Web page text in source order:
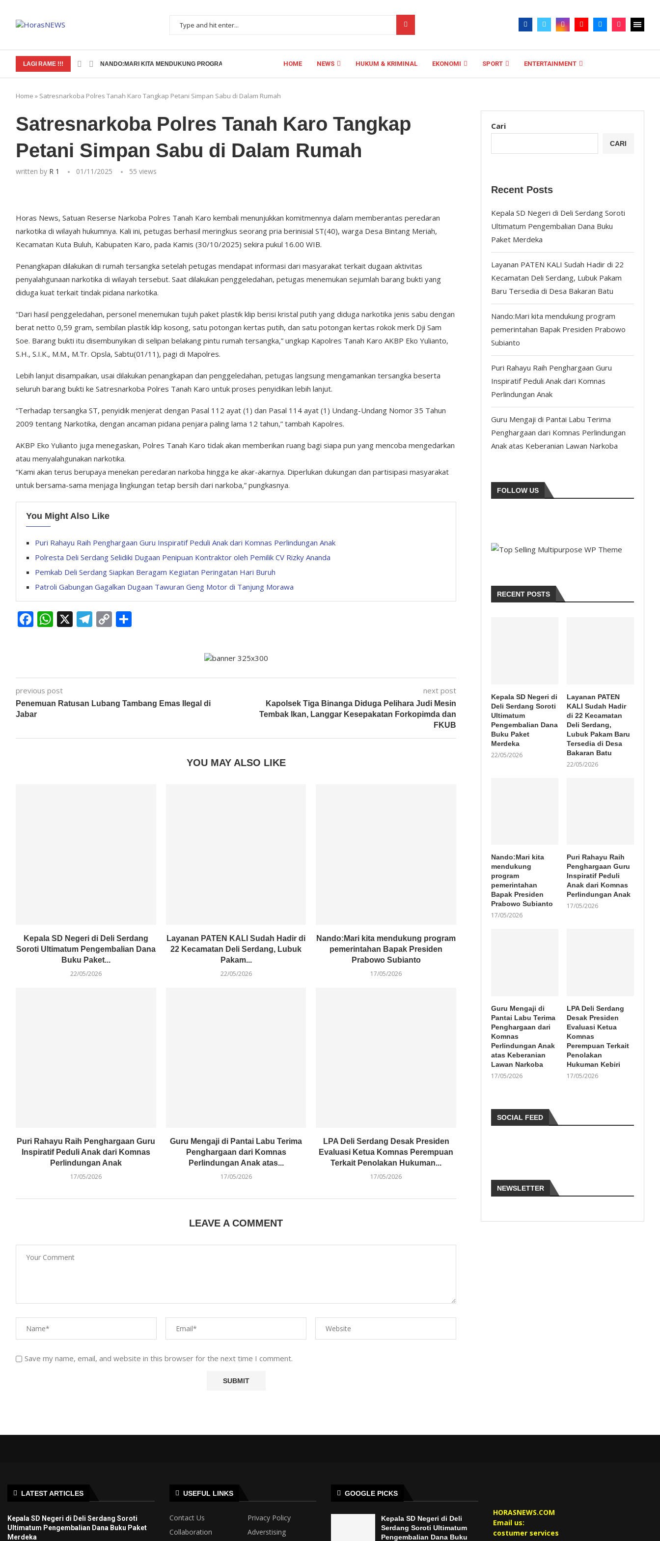
LAGI RAME !!! NANDO:MARI KITA MENDUKUNG PROGRAM PEMERINTAHAN BAPAK PRESIDEN PRABOWO...
HOME NEWS HUKUM & KRIMINAL EKONOMI SPORT ENTERTAINMENT
Home » Satresnarkoba Polres Tanah Karo Tangkap Petani Simpan Sabu di Dalam Rumah
Satresnarkoba Polres Tanah Karo Tangkap
Petani Simpan Sabu di Dalam Rumah
written by R 1 01/11/2025 55 views
Horas News, Satuan Reserse Narkoba Polres Tanah Karo kembali menunjukkan komitmennya dalam memberantas peredaran
narkotika di wilayah hukumnya. Kali ini, petugas berhasil meringkus seorang pria berinisial ST(40), warga Desa Bintang Meriah,
Kecamatan Kuta Buluh, Kabupaten Karo, pada Kamis (30/10/2025) sekira pukul 16.00 WIB.
Penangkapan dilakukan di rumah tersangka setelah petugas mendapat informasi dari masyarakat terkait dugaan aktivitas
penyalahgunaan narkotika di wilayah tersebut. Saat dilakukan penggeledahan, petugas menemukan sejumlah barang bukti yang
diduga kuat terkait tindak pidana narkotika.
“Dari hasil penggeledahan, personel menemukan tujuh paket plastik klip berisi kristal putih yang diduga narkotika jenis sabu dengan
berat netto 0,59 gram, sembilan plastik klip kosong, satu potongan kertas putih, dan satu potongan kertas rokok merk Dji Sam
Soe. Barang bukti itu disembunyikan di selipan belakang pintu rumah tersangka,” ungkap Kapolres Tanah Karo AKBP Eko Yulianto,
S.H., S.I.K., M.M., M.Tr. Opsla, Sabtu(01/11), pagi di Mapolres.
Lebih lanjut disampaikan, usai dilakukan penangkapan dan penggeledahan, petugas langsung mengamankan tersangka beserta
seluruh barang bukti ke Satresnarkoba Polres Tanah Karo untuk proses penyidikan lebih lanjut.
“Terhadap tersangka ST, penyidik menjerat dengan Pasal 112 ayat (1) dan Pasal 114 ayat (1) Undang-Undang Nomor 35 Tahun
2009 tentang Narkotika, dengan ancaman pidana penjara paling lama 12 tahun,” tambah Kapolres.
AKBP Eko Yulianto juga menegaskan, Polres Tanah Karo tidak akan memberikan ruang bagi siapa pun yang mencoba mengedarkan
atau menyalahgunakan narkotika.
“Kami akan terus berupaya menekan peredaran narkoba hingga ke akar-akarnya. Diperlukan dukungan dan partisipasi masyarakat
untuk bersama-sama menjaga lingkungan tetap bersih dari narkoba,” pungkasnya.
You Might Also Like
Puri Rahayu Raih Penghargaan Guru Inspiratif Peduli Anak dari Komnas Perlindungan Anak
Polresta Deli Serdang Selidiki Dugaan Penipuan Kontraktor oleh Pemilik CV Rizky Ananda
Pemkab Deli Serdang Siapkan Beragam Kegiatan Peringatan Hari Buruh
Patroli Gabungan Gagalkan Dugaan Tawuran Geng Motor di Tanjung Morawa
Facebook
WhatsApp
X Telegram
Copy
previous post
Penemuan Ratusan Lubang Tambang Emas Ilegal di
Jabar
next post
Kapolsek Tiga Binanga Diduga Pelihara Judi Mesin
Tembak Ikan, Langgar Kesepakatan Forkopimda dan
FKUB
YOU MAY ALSO LIKE
Kepala SD Negeri di Deli Serdang
Soroti Ultimatum Pengembalian Dana
Buku Paket...
22/05/2026
Layanan PATEN KALI Sudah Hadir di
22 Kecamatan Deli Serdang, Lubuk
Pakam...
22/05/2026
Nando:Mari kita mendukung program
pemerintahan Bapak Presiden
Prabowo Subianto
17/05/2026
Puri Rahayu Raih Penghargaan Guru
Inspiratif Peduli Anak dari Komnas
Perlindungan Anak
17/05/2026
Guru Mengaji di Pantai Labu Terima
Penghargaan dari Komnas
Perlindungan Anak atas...
17/05/2026
LPA Deli Serdang Desak Presiden
Evaluasi Ketua Komnas Perempuan
Terkait Penolakan Hukuman...
17/05/2026
LEAVE A COMMENT
Save my name, email, and website in this browser for the next time I comment.
Cari
CARI
Recent Posts
Kepala SD Negeri di Deli Serdang Soroti
Ultimatum Pengembalian Dana Buku
Paket Merdeka
Layanan PATEN KALI Sudah Hadir di 22
Kecamatan Deli Serdang, Lubuk Pakam
Baru Tersedia di Desa Bakaran Batu
Nando:Mari kita mendukung program
pemerintahan Bapak Presiden Prabowo
Subianto
Puri Rahayu Raih Penghargaan Guru
Inspiratif Peduli Anak dari Komnas
Perlindungan Anak
Guru Mengaji di Pantai Labu Terima
Penghargaan dari Komnas Perlindungan
Anak atas Keberanian Lawan Narkoba
FOLLOW US
RECENT POSTS
Kepala SD Negeri di
Deli Serdang Soroti
Ultimatum
Pengembalian Dana
Buku Paket
Merdeka
22/05/2026
Layanan PATEN
KALI Sudah Hadir
di 22 Kecamatan
Deli Serdang,
Lubuk Pakam Baru
Tersedia di Desa
Bakaran Batu
22/05/2026
Nando:Mari kita
mendukung
program
pemerintahan
Bapak Presiden
Prabowo Subianto
17/05/2026
Puri Rahayu Raih
Penghargaan Guru
Inspiratif Peduli
Anak dari Komnas
Perlindungan Anak
17/05/2026
Guru Mengaji di
Pantai Labu Terima
Penghargaan dari
Komnas
Perlindungan Anak
atas Keberanian
Lawan Narkoba
17/05/2026
LPA Deli Serdang
Desak Presiden
Evaluasi Ketua
Komnas
Perempuan Terkait
Penolakan
Hukuman Kebiri
17/05/2026
SOCIAL FEED
NEWSLETTER
LATEST ARTICLES
Kepala SD Negeri di Deli Serdang Soroti
Ultimatum Pengembalian Dana Buku Paket
Merdeka
USEFUL LINKS
Contact Us
Privacy Policy
Collaboration
Adverstising
GOOGLE PICKS
Kepala SD Negeri di Deli
Serdang Soroti Ultimatum
Pengembalian Dana Buku
HORASNEWS.COM
Email us:
costumer services